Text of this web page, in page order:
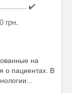
✔️
грн.
на
о пациентах. В